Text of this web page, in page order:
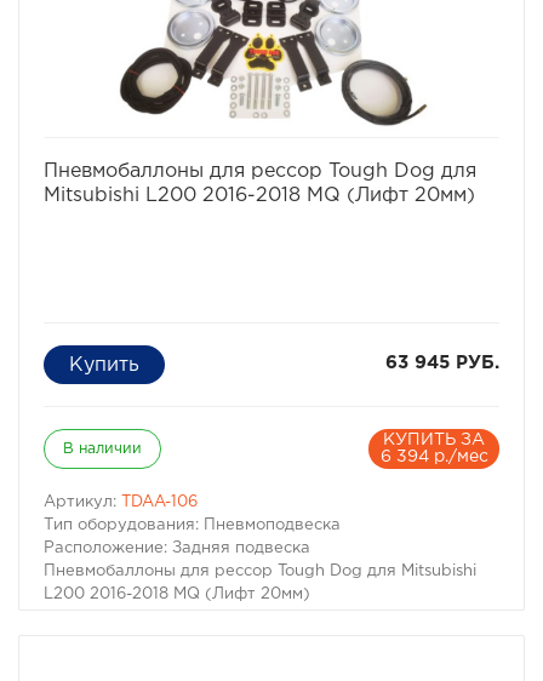
Пневмобаллоны для рессор Tough Dog для
Mitsubishi L200 2016-2018 MQ (Лифт 20мм)
63 945 РУБ.
В наличии
КУПИТЬ ЗА
6 394 р./мес
Артикул:
TDAA-106
Тип оборудования: Пневмоподвеска
Расположение: Задняя подвеска
Пневмобаллоны для рессор Tough Dog для Mitsubishi
L200 2016-2018 MQ (Лифт 20мм)